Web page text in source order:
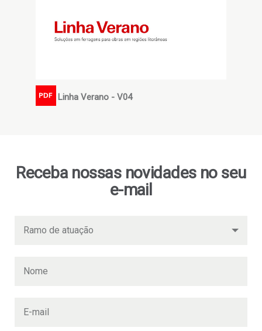
PDFLinha Verano - V04
Receba nossas novidades no seu
e-mail